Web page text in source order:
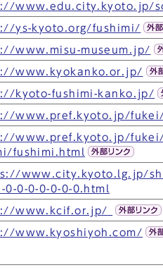
www.edu.city.kyoto.jp/
ys-kyoto.org/fushimi/
www.misu-museum.jp/
www.kyokanko.or.jp/
kyoto-fushimi-kanko.jp/
www.pref.kyoto.jp/
www.pref.kyoto.jp/
fushimi.html
www.city.kyoto.lg.jp/
0-0-0-0-0-0-0.html
www.kcif.or.jp/
www.kyoshiyoh.com/